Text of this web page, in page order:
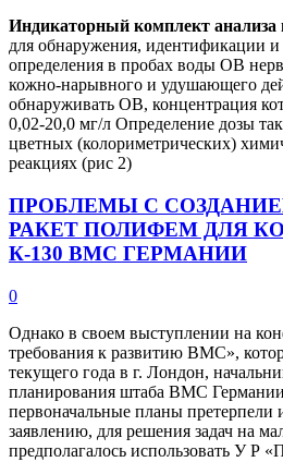
Индикаторный комплект
для обнаружения, идентификации и
определения в пробах воды ОВ
кожно-нарывного и удушающего
обнаруживать ОВ, концентрация
0,02-20,0 мг/л Определение дозы
цветных (колориметрических)
реакциях (рис 2)
ПРОБЛЕМЫ С
РАКЕТ ПОЛИФЕМ ДЛЯ
К-130 ВМС ГЕРМАНИИ
0
Однако в своем выступлении на
требования к развитию ВМС»,
текущего года в г. Лондон,
планирования штаба ВМС
первоначальные планы претерпели
заявлению, для решения задач на
предполагалось использовать У Р